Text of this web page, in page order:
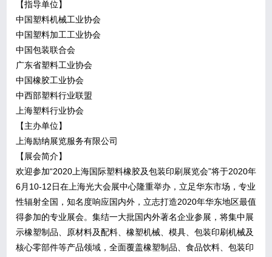
【指导单位】
中国塑料机械工业协会
中国塑料加工工业协会
中国包装联合会
广东省塑料工业协会
中国橡胶工业协会
中西部塑料行业联盟
上海塑料行业协会
【主办单位】
上海励纳展览服务有限公司
【展会简介】
欢迎参加“2020上海国际塑料橡胶及包装印刷展览会”将于2020年
6月10-12日在上海光大会展中心隆重举办，立足华东市场，专业
性辐射全国，知名度响应国内外，立志打造2020年华东地区最值
得参加的专业展会。集结一大批国内外著名企业参展，将集中展
示橡塑制品、原材料及配料、橡塑机械、模具、包装印刷机械及
核心零部件等产品领域，全面覆盖橡塑制品、食品饮料、包装印